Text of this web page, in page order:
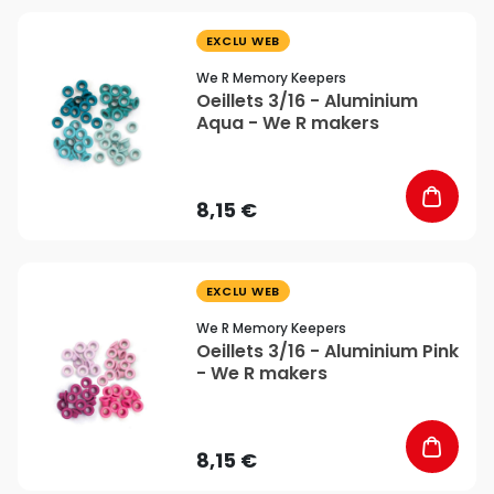
EXCLU WEB
We R Memory Keepers
Oeillets 3/16 - Aluminium
Aqua - We R makers
8,15 €
EXCLU WEB
We R Memory Keepers
Oeillets 3/16 - Aluminium Pink
- We R makers
8,15 €